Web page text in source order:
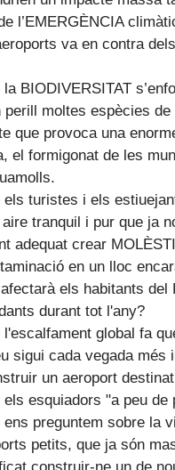
l’EMERGÈNCIA
va en contra
BIODIVERSITAT
perill moltes espècies de
que provoca una
el formigonat de les
els turistes i els
tranquil i pur que ja
adequat crear
en un lloc
els habitants del
durant tot l'any?
global fa
sigui cada vegada més
un aeroport destinat
esquiadors "a peu de
ens preguntem sobre la
petits, que ja són